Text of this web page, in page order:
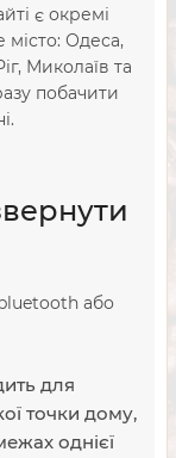
є окремі
місто: Одеса,
Миколаїв та
побачити
або
для
точки дому,
однієї